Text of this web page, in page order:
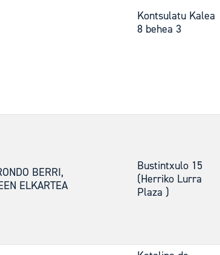
Kontsulatu Kalea
8 behea 3
BERRI,
ELKARTEA
Bustintxulo 15
(Herriko Lurra
Plaza )